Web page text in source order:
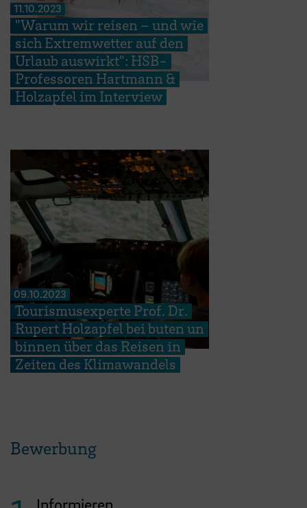
11.10.2023
"Warum wir reisen – und wie
sich Extremwetter auf den
Urlaub auswirkt": HSB-
Professoren Hartmann &
Holzapfel im Interview
09.10.2023
Tourismusexperte Prof. Dr.
Rupert Holzapfel bei buten un
binnen über das Reisen in
Zeiten des Klimawandels
Bewerbung
Informieren